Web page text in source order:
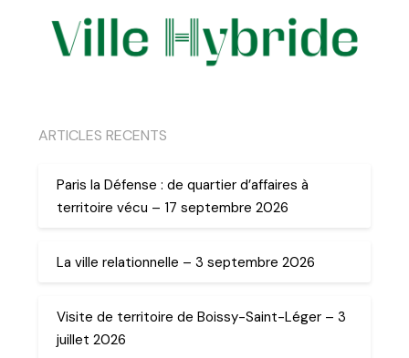
ARTICLES RECENTS
Paris la Défense : de quartier d’affaires à
territoire vécu – 17 septembre 2026
La ville relationnelle – 3 septembre 2026
Visite de territoire de Boissy-Saint-Léger – 3
juillet 2026